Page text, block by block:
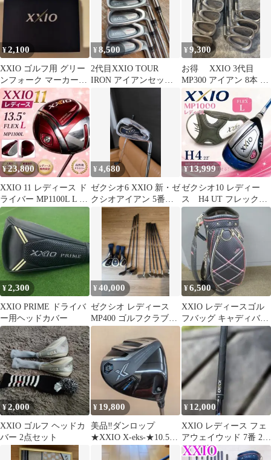
¥2,100
XXIO ゴルフ用 グリー
ンフォーク マーカーセ
ット
¥8,500
2代目XXIO TOUR
IRON アイアンセット6-
Pの5本
¥9,300
お得 XXIO 3代目
MP300 アイアン 8本 R
5-9.P.A.S
¥23,800
XXIO 11 レディース ド
ライバー MP1100L L ボ
ルドー ゼクシオ
¥4,680
ゼクシオ6 XXIO 新・ゼ
クシオアイアン 5番ア
イアン 950gh HL R
¥13,999
ゼクシオ10 レディー
ス H4 UT フレックス
L
¥2,300
XXIO PRIME ドライバ
ー用ヘッドカバー
¥40,000
ゼクシオ レディース
MP400 ゴルフクラブ
フルセット
¥6,500
XXIO レディースゴル
フバッグ キャディバッ
グ
¥2,000
XXIO ゴルフ ヘッドカ
バー 2点セット
¥ 19,800
美品‼️ダンロップ
★XXIO X-eks-★10.5°
ヘッド＆カバー
¥ 12,000
XXIO レディース フェ
アウェイウッド 7番 23
度 L